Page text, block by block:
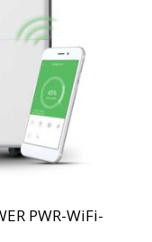
PWR-WiFi-